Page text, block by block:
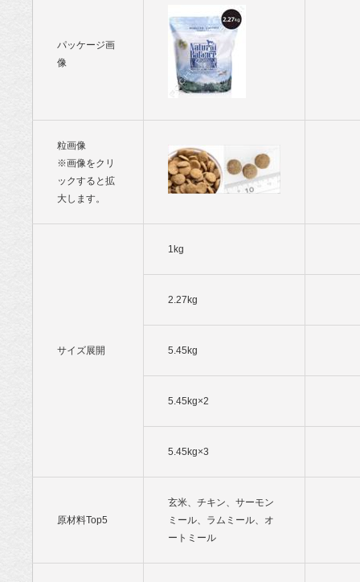
パッケージ画
像
粒画像
※画像をクリ
ックすると拡
大します。
サイズ展開
1kg
2.27kg
5.45kg
5.45kg×2
5.45kg×3
原材料Top5
玄米、チキン、サーモン
ミール、ラムミール、オ
ートミール